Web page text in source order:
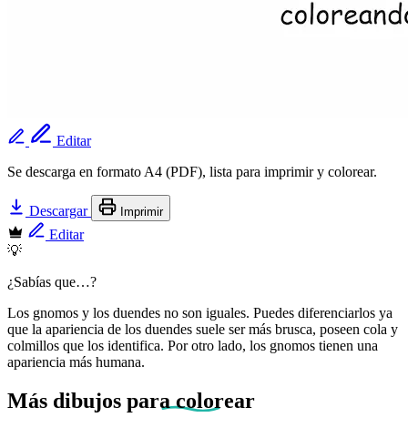
Editar
Se descarga en formato A4 (PDF), lista para imprimir y colorear.
Descargar Imprimir
Editar
💡
¿Sabías que…?
Los gnomos y los duendes no son iguales. Puedes diferenciarlos ya
que la apariencia de los duendes suele ser más brusca, poseen cola y
colmillos que los identifica. Por otro lado, los gnomos tienen una
apariencia más humana.
Más dibujos para colorear